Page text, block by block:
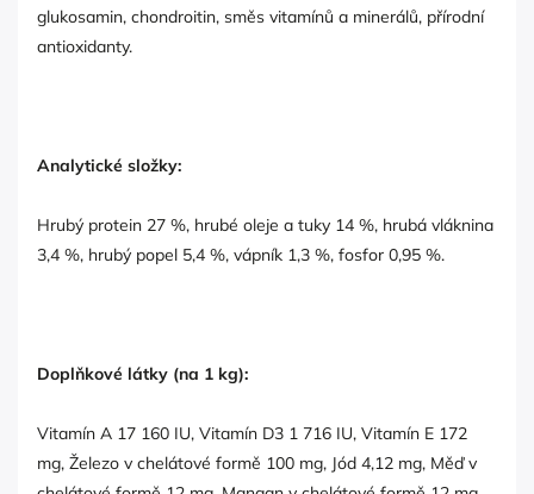
glukosamin, chondroitin, směs vitamínů a minerálů, přírodní
antioxidanty.
Analytické složky:
Hrubý protein 27 %, hrubé oleje a tuky 14 %, hrubá vláknina
3,4 %, hrubý popel 5,4 %, vápník 1,3 %, fosfor 0,95 %.
Doplňkové látky (na 1 kg):
Vitamín A 17 160 IU, Vitamín D3 1 716 IU, Vitamín E 172
mg, Železo v chelátové formě 100 mg, Jód 4,12 mg, Měď v